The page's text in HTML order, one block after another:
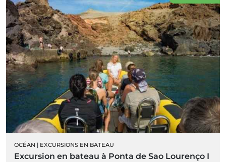
OCÉAN | EXCURSIONS EN BATEAU
Excursion en bateau à Ponta de Sao Lourenço I